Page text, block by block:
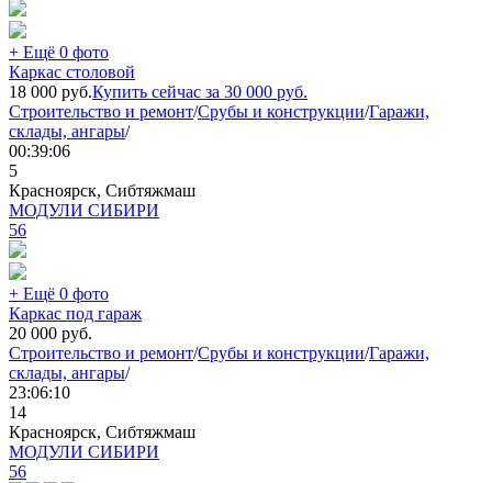
+ Ещё 0 фото
Каркас столовой
18 000 руб.Купить сейчас за 30 000 руб.
Строительство и ремонт/Срубы и конструкции/Гаражи,
склады, ангары/
00:39:06
5
Красноярск, Сибтяжмаш
МОДУЛИ СИБИРИ
56
+ Ещё 0 фото
Каркас под гараж
20 000 руб.
Строительство и ремонт/Срубы и конструкции/Гаражи,
склады, ангары/
23:06:10
14
Красноярск, Сибтяжмаш
МОДУЛИ СИБИРИ
56